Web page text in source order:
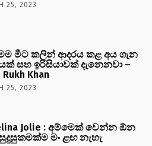
25, 2023
මීට කලින් ආදරය කළ අය ගැන
සහ ඉරිසියාවක් දැනෙනවා –
Rukh Khan
25, 2023
Jolie : අම්මෙක් වෙන්න ඕන
මං ළඟ නැහැ